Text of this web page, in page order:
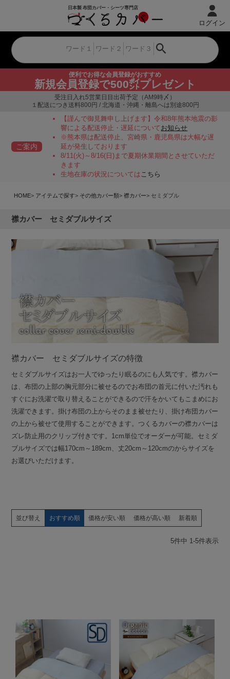
便利でお得な会員登録がおすすめ
新規会員登録で500㌽プレゼント
ログイン
受注日入れ5営業日目出荷予定（AM9時〆）
１配送につき送料800円 / 北海道・沖縄・離島へは別途800円
ご案内
【謹んで御見舞申し上げます】令和8年熊本地震の影
響による配送停止・遅延についてお知らせ
※熊本県は配送停止、宮崎県・鹿児島県は大幅な遅
延が発生しております
8/11(火)～8/16(日)まで夏期休業期間とさせていただ
きます
生地在庫の状況についてはこちら
HOME アイテムで探す その他カバー類 襟カバー セミダブル
襟カバー セミダブルサイズ
襟カバー セミダブルサイズの特徴
セミダブルサイズはお一人でゆったり眠るのにも人気です。襟カバー
は、布団の上部の胸元部分に被せるのでお布団の首元に付いた汚れも
すぐにお洗濯で取り替えることができるので汗をかいてもこまめにお
洗濯できます。掛け布団の上からそのまま被せたり、掛け布団カバー
の上から被せて使用することができます。つくるカバーの襟カバーは
ズレ防止用のクリップ付きです。1cm単位でオーダーが可能。セミダ
ブルサイズでは幅170cm～189cm、丈20cm～120cmのからサイズを
お選びいただけます。
並び替え おすすめ順 価格が安い順 価格が高い順 新着順
5件中 1-5件表示